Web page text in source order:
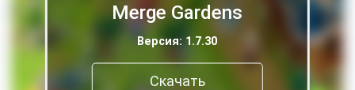
Merge Gardens
Версия: 1.7.30
Скачать